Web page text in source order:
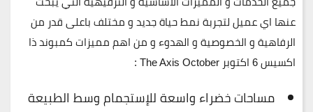
عنها اي عميل لتجربة نمط حياة جديد و مختلف باعلى قدر من
الرفاهية و الخصوصية و الهدوء و من اهم مميزات كمبوند ذا
اكسيس 6 اكتوبر The Axis October :
مساحات خضراء واسعة للإستجمام وسط الطبيعة